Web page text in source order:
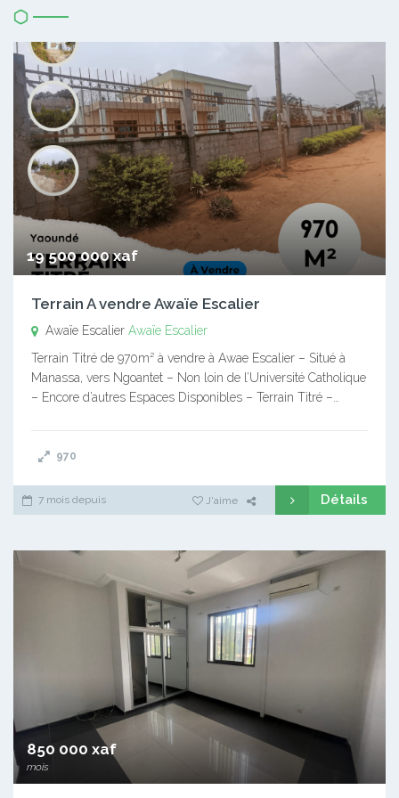
19 500 000 xaf
Terrain A vendre Awaïe Escalier
Awaïe Escalier Awaïe Escalier
Terrain Titré de 970m² à vendre à Awae Escalier – Situé à
Manassa, vers Ngoantet – Non loin de l’Université Catholique
– Encore d’autres Espaces Disponibles – Terrain Titré –…
970
7 mois depuis J'aime Détails
850 000 xaf
mois